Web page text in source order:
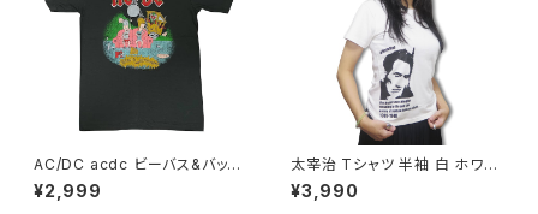
AC/DC acdc ビーバス&バット
ヘッド ロックTシャツ Tシャツ
メンズ レディース 半袖 ユニセッ
¥2,999
太宰治 Tシャツ 半袖 白 ホワイ
ト 桜桃忌 斜陽 人間失格 走れメ
ロス 文豪 女生徒 富嶽百景 文
¥3,990